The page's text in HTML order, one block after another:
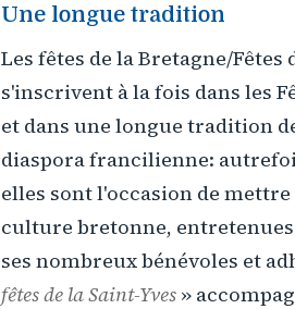
Une longue tradition
Les fêtes de la Bretagne/
s'inscrivent à la fois dans les
et dans une longue tradition
diaspora francilienne:
elles sont l'occasion de
culture bretonne,
ses nombreux bénévoles et
fêtes de la Saint-Yves »